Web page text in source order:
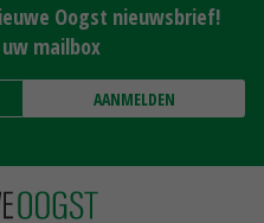
Oogst nieuwsbrief!
mailbox
AANMELDEN